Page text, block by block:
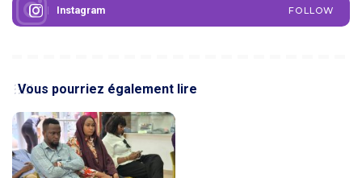
Instagram FOLLOW
Vous pourriez également lire